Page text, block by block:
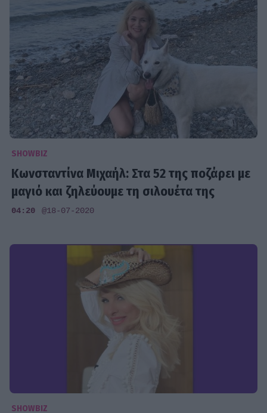
SHOWBIZ
Κωνσταντίνα Μιχαήλ: Στα 52 της ποζάρει με
μαγιό και ζηλεύουμε τη σιλουέτα της
04:20 @18-07-2020
SHOWBIZ